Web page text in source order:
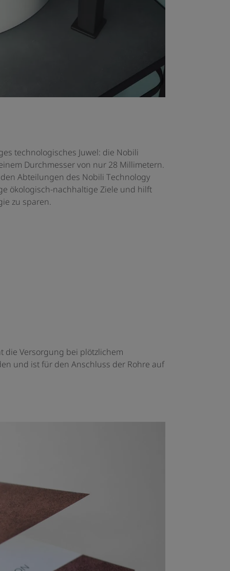
technologisches Juwel: die Nobili
Durchmesser von nur 28 Millimetern.
Abteilungen des Nobili Technology
ökologisch-nachhaltige Ziele und hilft
zu sparen.
die Versorgung bei plötzlichem
und ist für den Anschluss der Rohre auf